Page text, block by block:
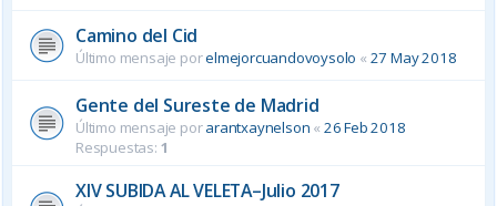
Camino del Cid
Último mensaje porelmejorcuandovoysolo « 27 May 2018
Gente del Sureste de Madrid
Último mensaje porarantxaynelson « 26 Feb 2018
Respuestas: 1
XIV SUBIDA AL VELETA–Julio 2017